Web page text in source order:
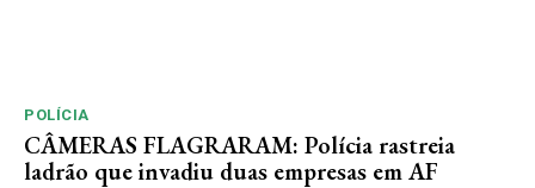
POLÍCIA
CÂMERAS FLAGRARAM: Polícia rastreia
ladrão que invadiu duas empresas em AF